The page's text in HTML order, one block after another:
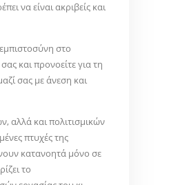
να είναι ακριβείς και
στο
και προνοείτε για τη
σας με άνεση και
αλλά και πολιτισμικών
πτυχές της
κατανοητά μόνο σε
το